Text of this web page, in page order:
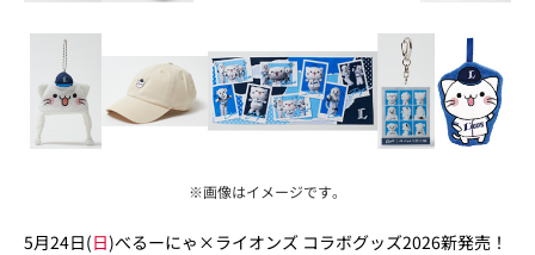
※画像はイメージです。
5月24日(日)べるーにゃ×ライオンズ コラボグッズ2026新発売！